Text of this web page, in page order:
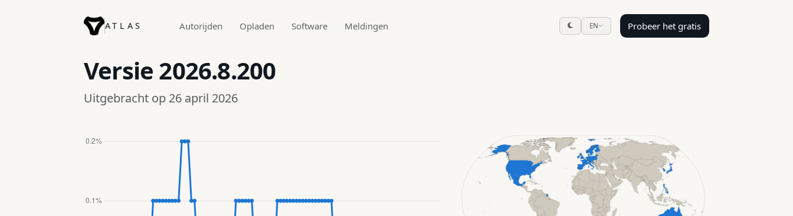
ATLAS Autorijden Opladen Software Meldingen EN Probeer het gratis
Versie 2026.8.200
Uitgebracht op 26 april 2026